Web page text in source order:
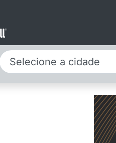
Selecione a cidade